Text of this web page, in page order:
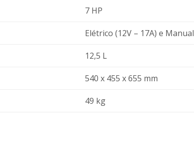
7 HP
Elétrico (12V – 17A) e Manual
12,5 L
540 x 455 x 655 mm
49 kg